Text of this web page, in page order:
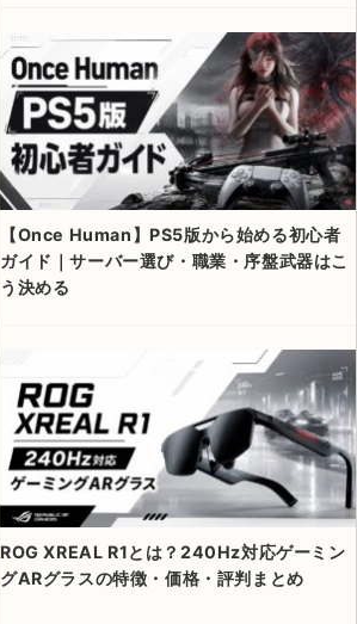
【Once Human】PS5版から始める初心者
ガイド｜サーバー選び・職業・序盤武器はこ
う決める
ROG XREAL R1とは？240Hz対応ゲーミン
グARグラスの特徴・価格・評判まとめ